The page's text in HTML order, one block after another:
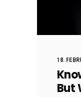
18.
But